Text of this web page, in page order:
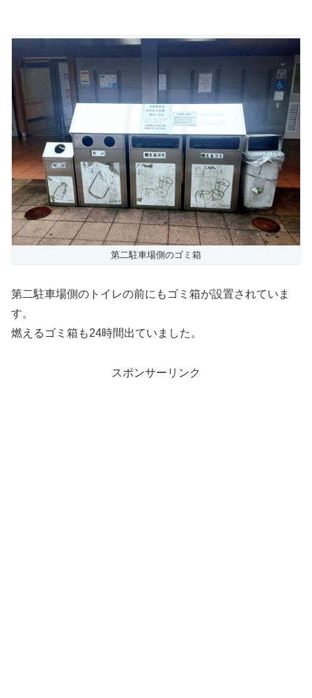
第二駐車場側のゴミ箱
第二駐車場側のトイレの前にもゴミ箱が設置されていま
す。
燃えるゴミ箱も24時間出ていました。
スポンサーリンク